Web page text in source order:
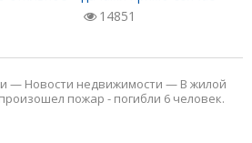
14851
— Новости недвижимости — В жилой
пожар - погибли 6 человек.